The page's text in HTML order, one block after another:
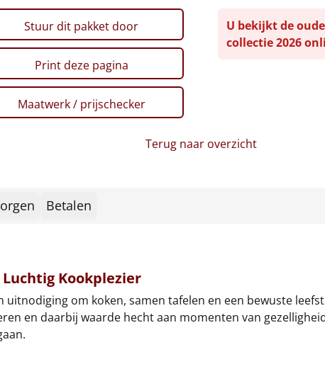
Stuur dit pakket door
Print deze pagina
Maatwerk / prijschecker
U bekijkt de
collectie 2026
Terug naar overzicht
Betalen
Kookplezier
uitnodiging om koken, samen tafelen en een bewuste
en daarbij waarde hecht aan momenten van